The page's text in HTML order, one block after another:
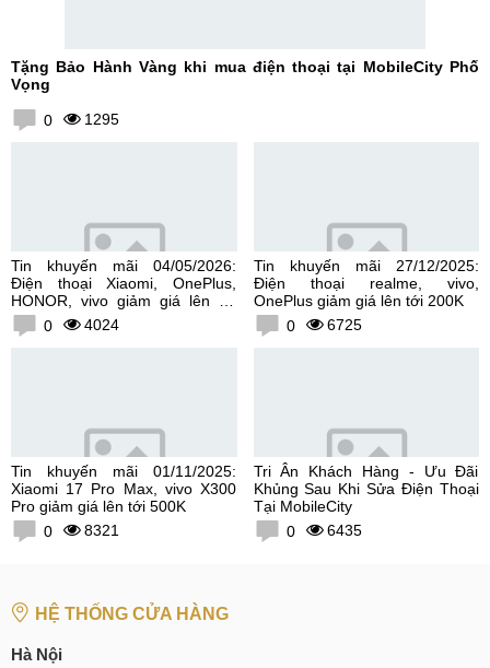
Tặng Bảo Hành Vàng khi mua điện thoại tại MobileCity Phố
Vọng
0 1295
Tin khuyến mãi 04/05/2026:
Điện thoại Xiaomi, OnePlus,
HONOR, vivo giảm giá lên tới
300K0 4024
Tin khuyến mãi 27/12/2025:
Điện thoại realme, vivo,
OnePlus giảm giá lên tới 200K
0
6725
Tin khuyến mãi 01/11/2025:
Xiaomi 17 Pro Max, vivo X300
Pro giảm giá lên tới 500K
0
8321
Tri Ân Khách Hàng - Ưu Đãi
Khủng Sau Khi Sửa Điện Thoại
Tại MobileCity
0
6435
HỆ THỐNG CỬA HÀNG
Hà Nội